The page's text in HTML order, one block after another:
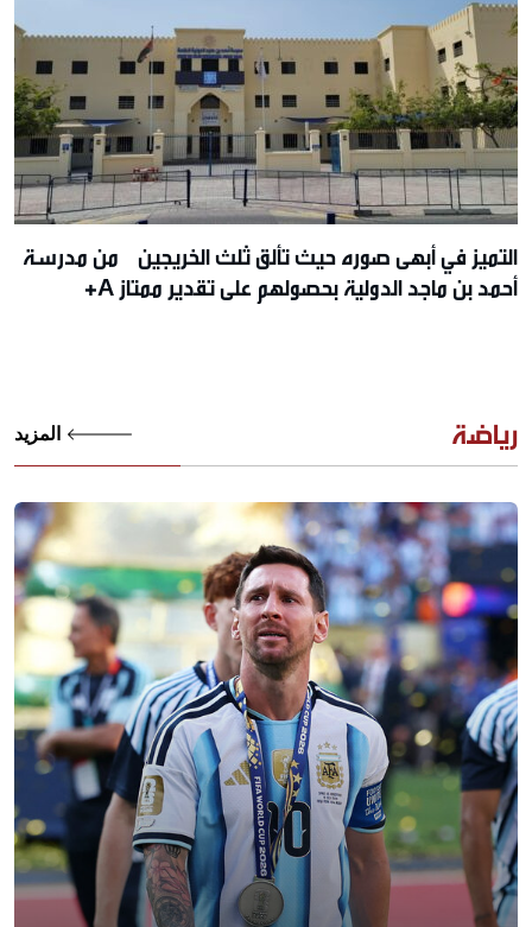
التميز في أبهى صوره حيث تألق ثلث الخريجين من مدرسة
أحمد بن ماجد الدولية بحصولهم على تقدير ممتاز A+
رياضة المزيد